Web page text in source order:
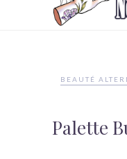
BEAUTÉ
Palette